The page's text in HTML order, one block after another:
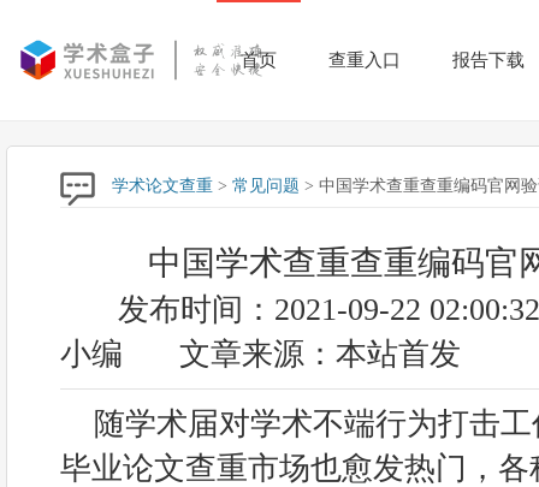
首页 查重入口 报告下载
学术论文查重 > 常见问题 > 中国学术查重查重编码官网
中国学术查重查重编码官
发布时间：2021-09-22 02:00:32
小编
文章来源：本站首发
随学术届对学术不端行为打击
毕业论文查重市场也愈发热门，